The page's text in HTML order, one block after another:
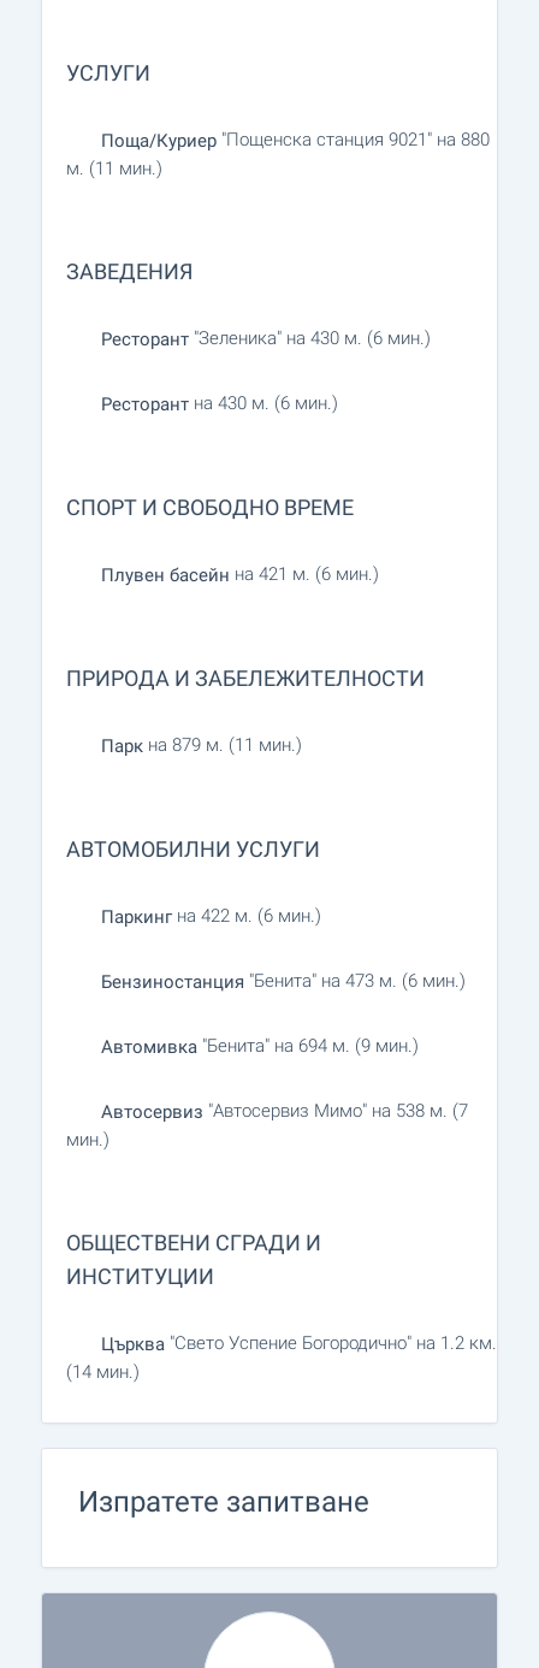
УСЛУГИ
Поща/Куриер "Пощенска станция 9021" на 880
м. (11 мин.)
ЗАВЕДЕНИЯ
Ресторант "Зеленика" на 430 м. (6 мин.)
Ресторант на 430 м. (6 мин.)
СПОРТ И СВОБОДНО ВРЕМЕ
Плувен басейн на 421 м. (6 мин.)
ПРИРОДА И ЗАБЕЛЕЖИТЕЛНОСТИ
Парк на 879 м. (11 мин.)
АВТОМОБИЛНИ УСЛУГИ
Паркингна 422 м. (6 мин.)
Бензиностанция "Бенита" на 473 м. (6 мин.)
Автомивка "Бенита" на 694 м. (9 мин.)
Автосервиз "Автосервиз Мимо" на 538 м. (7
мин.)
ОБЩЕСТВЕНИ СГРАДИ И
ИНСТИТУЦИИ
Църква "Свето Успение Богородично" на 1.2 км.
(14 мин.)
Изпратете запитване